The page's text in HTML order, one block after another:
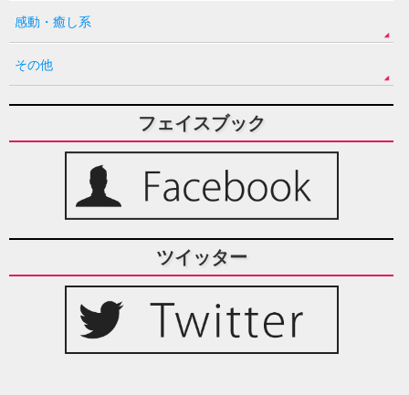
感動・癒し系
その他
フェイスブック
ツイッター